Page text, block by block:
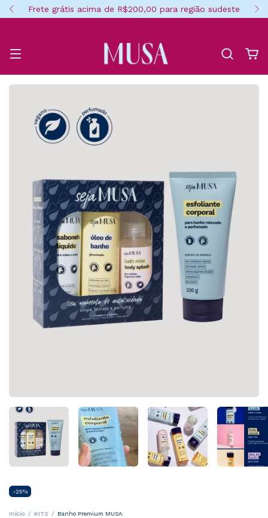
Frete grátis acima de R$200,00 para região sudeste
-25%
Início / KITS / Banho Premium MUSA